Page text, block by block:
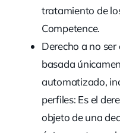
tratamiento de
Competence.
Derecho a no
basada
automatizado,
perfiles: Es el
objeto de una